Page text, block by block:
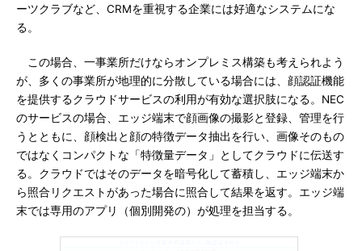
ーツクラブなど、CRMを重視する企業には好適なシステムにな
る。
この場合、一事業所だけならオンプレミス構築も考えられよう
が、多くの事業所が地理的に分散している場合には、顔認証機能
を提供するクラウドサービスの利用が有効な選択肢になる。NEC
のサービスの場合、エッジ端末で顔画像の撮影と登録、管理を行
うとともに、顔検出と顔の特徴データ抽出を行い、画像そのもの
ではなくコンパクトな「特徴量データ」としてクラウドに伝送す
る。クラウドではそのデータを暗号化して蓄積し、エッジ端末か
ら照合リクエストがあった場合に照合して結果を返す。エッジ端
末では専用のアプリ（個別開発の）が処理を担当する。